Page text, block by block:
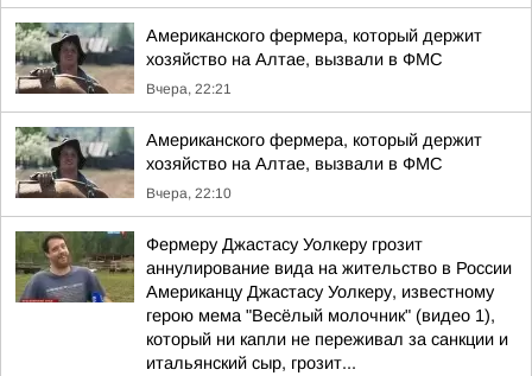
Американского фермера, который держит
хозяйство на Алтае, вызвали в ФМС
Вчера, 22:21
Американского фермера, который держит
хозяйство на Алтае, вызвали в ФМС
Вчера, 22:10
Фермеру Джастасу Уолкеру грозит
аннулирование вида на жительство в России
Американцу Джастасу Уолкеру, известному
герою мема "Весёлый молочник" (видео 1),
который ни капли не переживал за санкции и
итальянский сыр, грозит...